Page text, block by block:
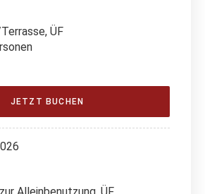
ÜF
JETZT BUCHEN
Alleinbenutzung, ÜF